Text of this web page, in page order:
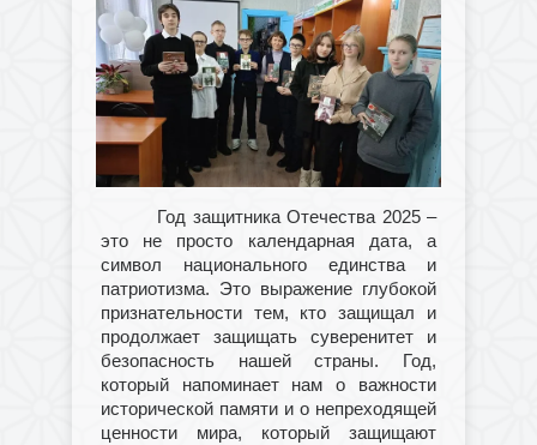
Год защитника Отечества 2025 –
это не просто календарная дата, а
символ национального единства и
патриотизма. Это выражение глубокой
признательности тем, кто защищал и
продолжает защищать суверенитет и
безопасность нашей страны. Год,
который напоминает нам о важности
исторической памяти и о непреходящей
ценности мира, который защищают